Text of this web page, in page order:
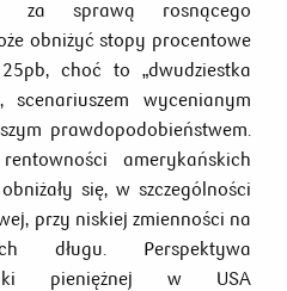
za sprawą rosnącego
obniżyć stopy procentowe
choć to „dwudziestka
wycenianym
prawdopodobieństwem.
amerykańskich
się, w szczególności
przy niskiej zmienności na
długu. Perspektywa
pieniężnej w USA